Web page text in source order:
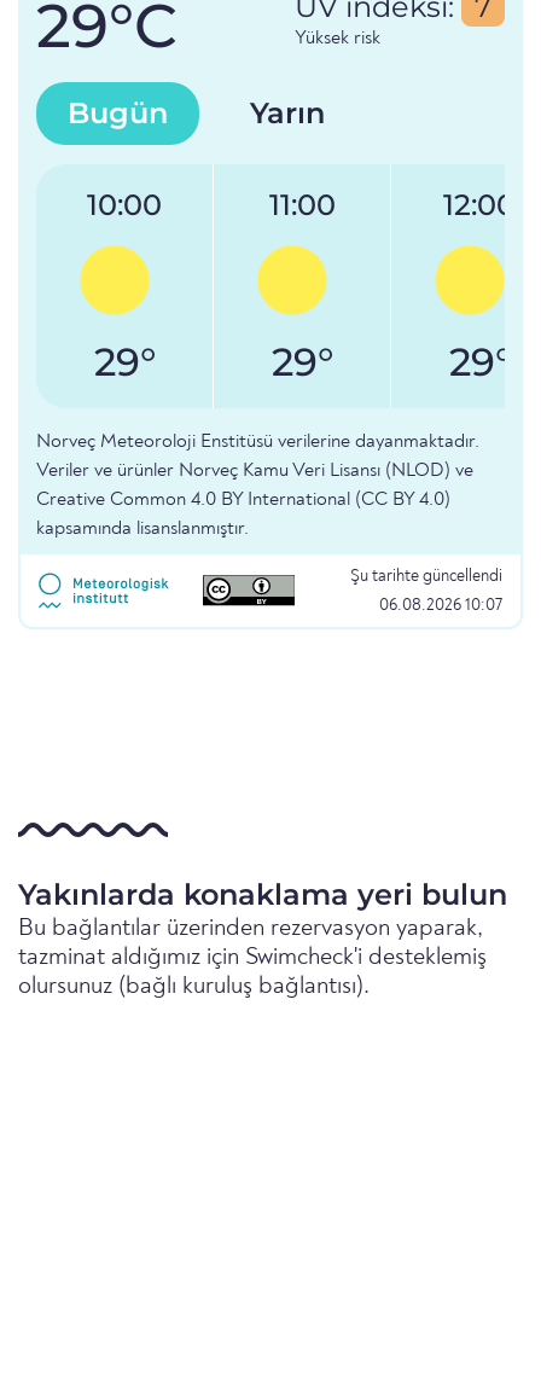
29°C Yüksek risk
Bugün Yarın
10:00
29°
11:00
29°
12:00
29°
Norveç Meteoroloji Enstitüsü verilerine dayanmaktadır.
Veriler ve ürünler Norveç Kamu Veri Lisansı (NLOD) ve
Creative Common 4.0 BY International (CC BY 4.0)
kapsamında lisanslanmıştır.
Şu tarihte güncellendi
06.08.2026 10:07
Yakınlarda konaklama yeri bulun
Bu bağlantılar üzerinden rezervasyon yaparak,
tazminat aldığımız için Swimcheck'i desteklemiş
olursunuz (bağlı kuruluş bağlantısı).